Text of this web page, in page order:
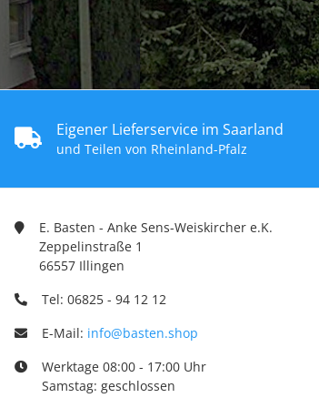
Eigener Lieferservice im Saarland
und Teilen von Rheinland-Pfalz
E. Basten - Anke Sens-Weiskircher e.K.
Zeppelinstraße 1
66557 Illingen
Tel: 06825 - 94 12 12
E-Mail: info@basten.shop
Werktage 08:00 - 17:00 Uhr
Samstag: geschlossen